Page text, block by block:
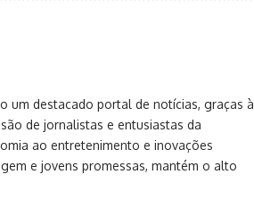
um destacado portal de notícias, graças à
de jornalistas e entusiastas da
ao entretenimento e inovações
e jovens promessas, mantém o alto